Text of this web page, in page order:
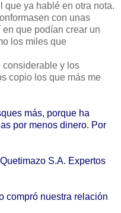
que ya hablé en otra nota.
con unas
que podían crear un
los miles que
considerable y los
copio los que más me
más, porque ha
por menos dinero. Por
S.A. Expertos
compró nuestra relación